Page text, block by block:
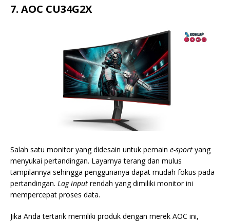
7. AOC CU34G2X
Salah satu monitor yang didesain untuk pemain e-sport yang
menyukai pertandingan. Layarnya terang dan mulus
tampilannya sehingga penggunanya dapat mudah fokus pada
pertandingan. Lag input rendah yang dimiliki monitor ini
mempercepat proses data.
Jika Anda tertarik memiliki produk dengan merek AOC ini,